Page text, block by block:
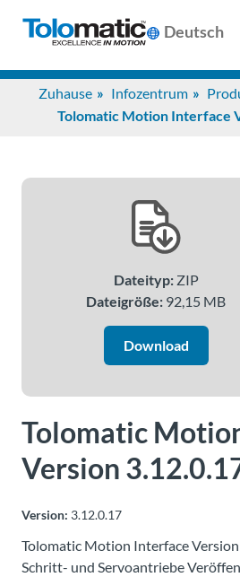
Deutsch
Zuhause Infozentrum
Tolomatic Motion Interface
Dateityp:ZIP
Dateigröße: 92,15 MB
Download
Tolomatic
Version
Version: 3.12.0.17
Tolomatic Motion Interface
Schritt- und Servoantriebe
Search
Unterstützung
Infozentrum
Anwendungen
Tolomatic
Kontakt
zu einem
Ingenieur